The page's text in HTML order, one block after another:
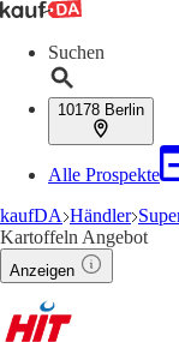
Suchen
10178 Berlin
Alle Prospekte
kaufDA Händler
Kartoffeln Angebot
Anzeigen